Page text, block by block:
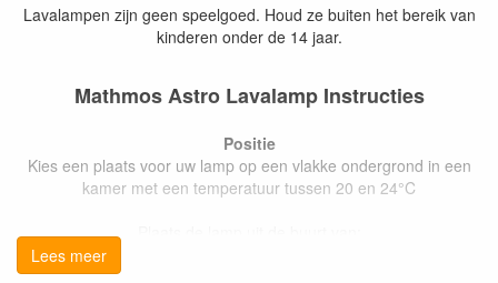
Lavalampen zijn geen speelgoed. Houd ze buiten het bereik van
kinderen onder de 14 jaar.
Mathmos Astro Lavalamp Instructies
Positie
Kies een plaats voor uw lamp op een vlakke ondergrond in een
kamer met een temperatuur tussen 20 en 24°C
kinderen jonger dan 14 jaar om breuk te voorkomen
Lees meer